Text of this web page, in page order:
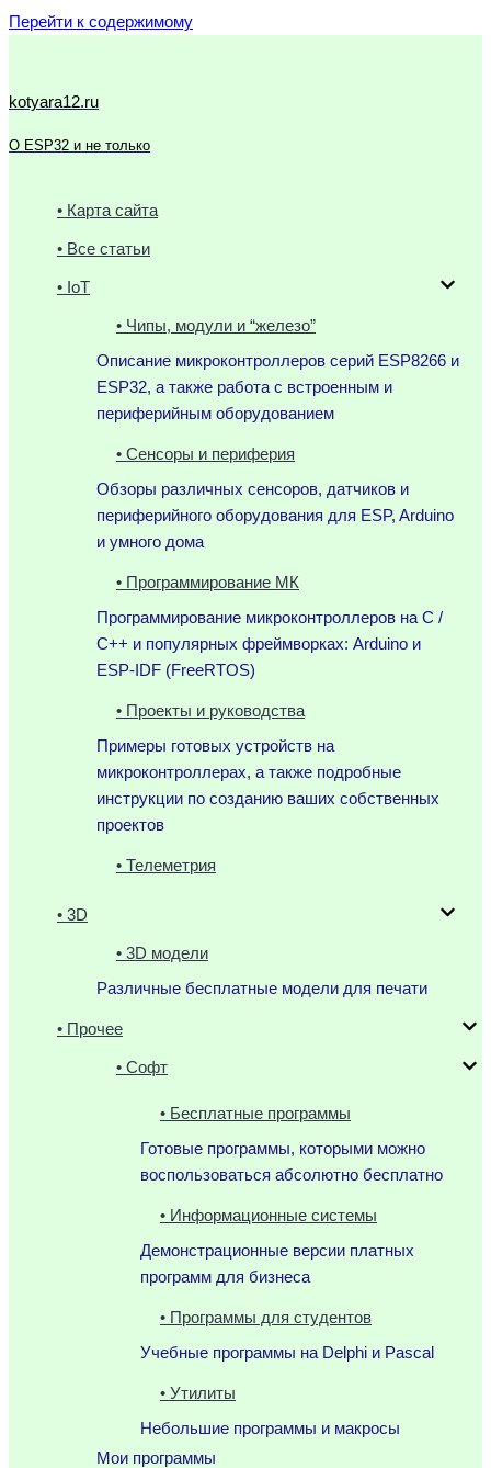
Перейти к содержимому
kotyara12.ru
О ESP32 и не только
• Карта сайта
• Все статьи
• IoT
• Чипы, модули и “железо”
Описание микроконтроллеров серий ESP8266 и
ESP32, а также работа с встроенным и
периферийным оборудованием
• Сенсоры и периферия
Обзоры различных сенсоров, датчиков и
периферийного оборудования для ESP, Arduino
и умного дома
• Программирование МК
Программирование микроконтроллеров на C /
C++ и популярных фреймворках: Arduino и
ESP-IDF (FreeRTOS)
• Проекты и руководства
Примеры готовых устройств на
микроконтроллерах, а также подробные
инструкции по созданию ваших собственных
проектов
• Телеметрия
• 3D
• 3D модели
Различные бесплатные модели для печати
• Прочее
• Софт
• Бесплатные программы
Готовые программы, которыми можно
воспользоваться абсолютно бесплатно
• Информационные системы
Демонстрационные версии платных
программ для бизнеса
• Программы для студентов
Учебные программы на Delphi и Pascal
• Утилиты
Небольшие программы и макросы
Мои программы